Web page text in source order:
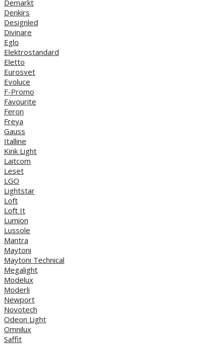
Demarkt
Denkirs
Designled
Divinare
Eglo
Elektrostandard
Eletto
Eurosvet
Evoluce
F-Promo
Favourite
Feron
Freya
Gauss
Italline
Kink Light
Laitcom
Leset
LGO
Lightstar
Loft
Loft It
Lumion
Lussole
Mantra
Maytoni
Maytoni Technical
Megalight
Modelux
Moderli
Newport
Novotech
Odeon Light
Omnilux
Saffit